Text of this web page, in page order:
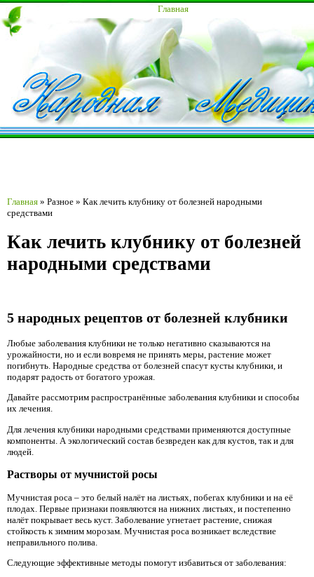
Главная
Главная » Разное » Как лечить клубнику от болезней народными
средствами
Как лечить клубнику от болезней
народными средствами
5 народных рецептов от болезней клубники
Любые заболевания клубники не только негативно сказываются на
урожайности, но и если вовремя не принять меры, растение может
погибнуть. Народные средства от болезней спасут кусты клубники, и
подарят радость от богатого урожая.
Давайте рассмотрим распространённые заболевания клубники и способы
их лечения.
Для лечения клубники народными средствами применяются доступные
компоненты. А экологический состав безвреден как для кустов, так и для
людей.
Растворы от мучнистой росы
Мучнистая роса – это белый налёт на листьях, побегах клубники и на её
плодах. Первые признаки появляются на нижних листьях, и постепенно
налёт покрывает весь куст. Заболевание угнетает растение, снижая
стойкость к зимним морозам. Мучнистая роса возникает вследствие
неправильного полива.
Следующие эффективные методы помогут избавиться от заболевания: